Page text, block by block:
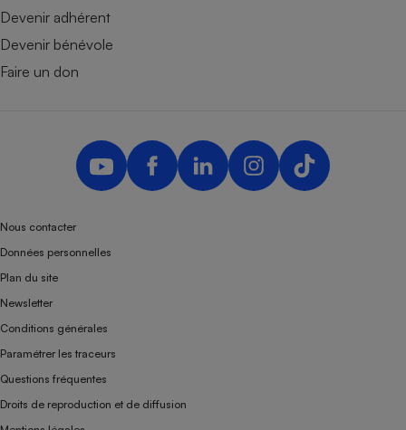
Devenir adhérent
Devenir bénévole
Faire un don
Nous contacter
Données personnelles
Plan du site
Newsletter
Conditions générales
Paramétrer les traceurs
Questions fréquentes
Droits de reproduction et de diffusion